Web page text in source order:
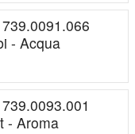
- Acqua
- Aroma